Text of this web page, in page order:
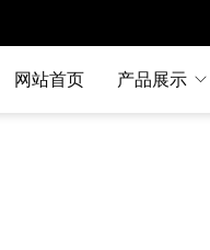
网站首页 产品展示